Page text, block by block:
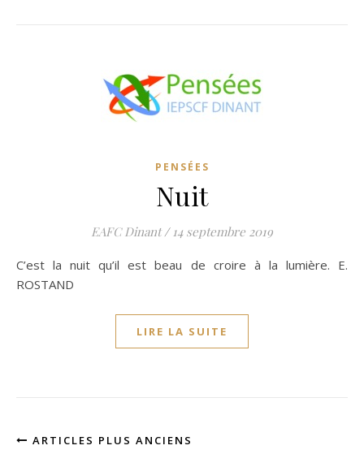
PENSÉES
Nuit
EAFC Dinant / 14 septembre 2019
C’est la nuit qu’il est beau de croire à la lumière. E.
ROSTAND
LIRE LA SUITE
ARTICLES PLUS ANCIENS